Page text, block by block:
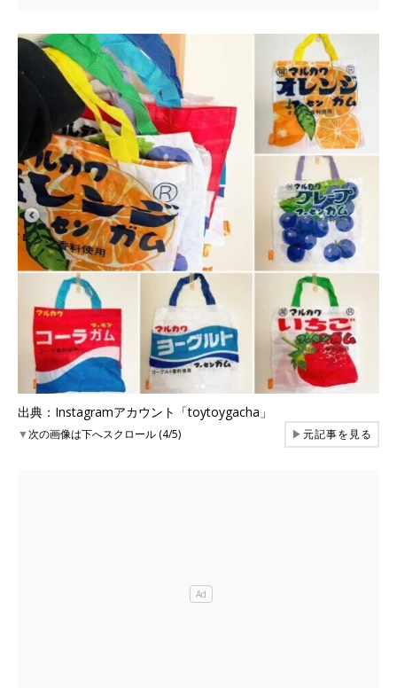
出典：Instagramアカウント「toytoygacha」
▼次の画像は下へスクロール (4/5) ▶元記事を見る